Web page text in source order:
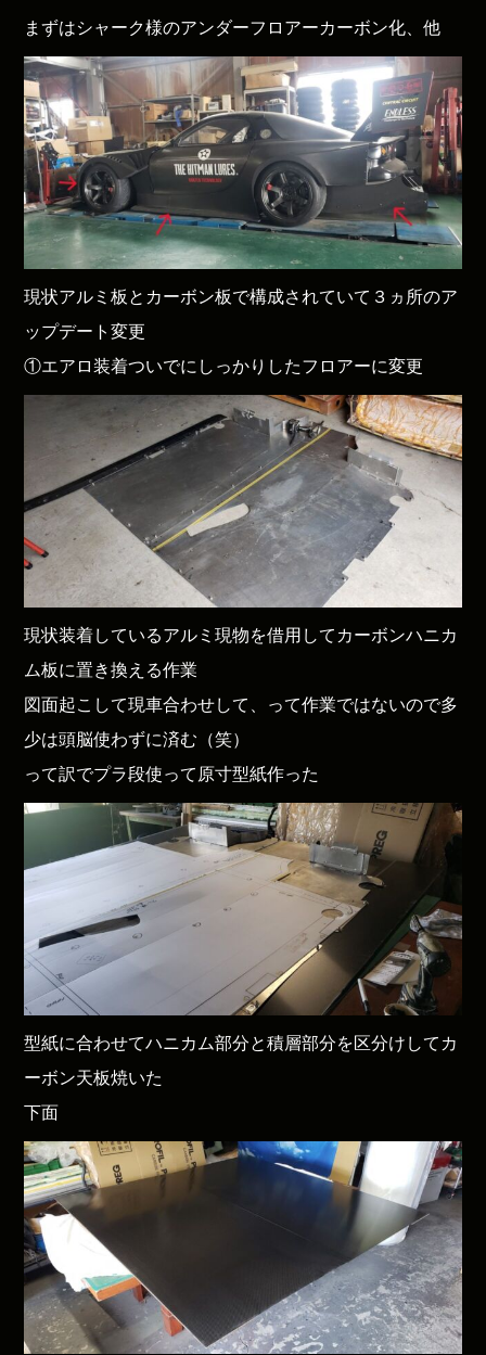
まずはシャーク様のアンダーフロアーカーボン化、他
現状アルミ板とカーボン板で構成されていて３ヵ所のア
ップデート変更
①エアロ装着ついでにしっかりしたフロアーに変更
現状装着しているアルミ現物を借用してカーボンハニカ
ム板に置き換える作業
図面起こして現車合わせして、って作業ではないので多
少は頭脳使わずに済む（笑）
って訳でプラ段使って原寸型紙作った
型紙に合わせてハニカム部分と積層部分を区分けしてカ
ーボン天板焼いた
下面